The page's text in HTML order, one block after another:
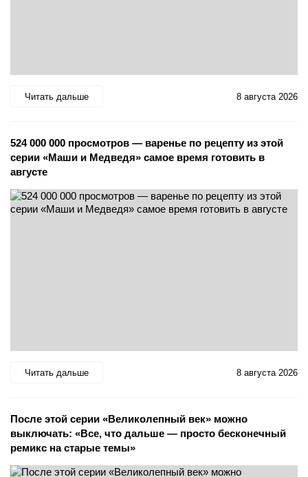
Читать дальше 8 августа 2026
524 000 000 просмотров — варенье по рецепту из этой
серии «Маши и Медведя» самое время готовить в
августе
Читать дальше 8 августа 2026
После этой серии «Великолепный век» можно
выключать: «Все, что дальше — просто бесконечный
ремикс на старые темы»